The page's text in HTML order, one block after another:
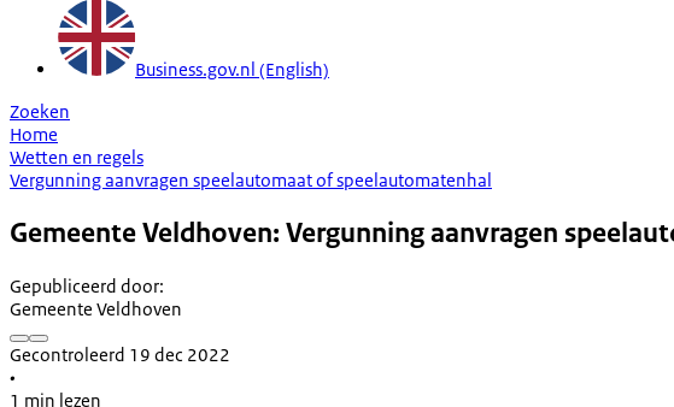
Business.gov.nl (English)
Zoeken
Home
Wetten en regels
Vergunning aanvragen speelautomaat of speelautomatenhal
Gemeente Veldhoven: Vergunning aanvragen
Gepubliceerd door:
Gemeente Veldhoven
Gecontroleerd 19 dec 2022
•
1 min lezen